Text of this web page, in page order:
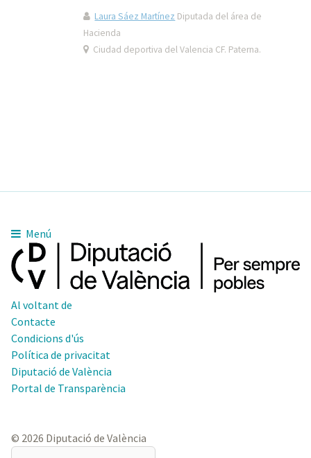
Laura Sáez Martínez Diputada del área de
Hacienda
Ciudad deportiva del Valencia CF. Paterna.
Menú
Al voltant de
Contacte
Condicions d'ús
Política de privacitat
Diputació de València
Portal de Transparència
© 2026 Diputació de València